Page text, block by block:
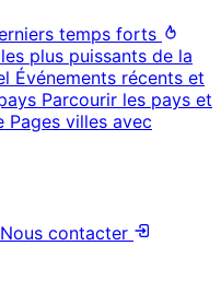
temps forts
plus puissants de la
Événements récents et
Parcourir les pays et
Pages villes avec
Nous contacter